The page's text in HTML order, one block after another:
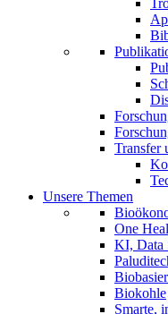
Transfer
Unsere Themen
One
KI, Data
Biokohle
Smarte,